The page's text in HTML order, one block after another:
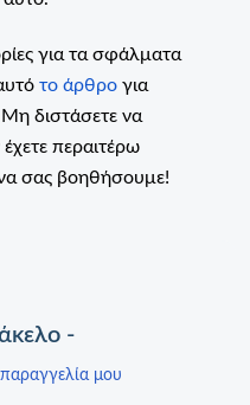
για τα σφάλματα
το άρθρο για
διστάσετε να
περαιτέρω
σας βοηθήσουμε!
-
μου